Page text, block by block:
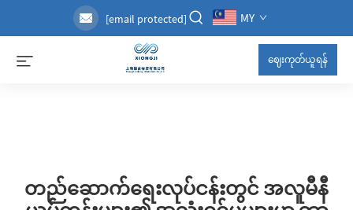
[email protected] MY
ဈေးကုတ်ယူရန်
တည်ဆောက်ရေးလုပ်ငန်းတွင် အလူမီနီ